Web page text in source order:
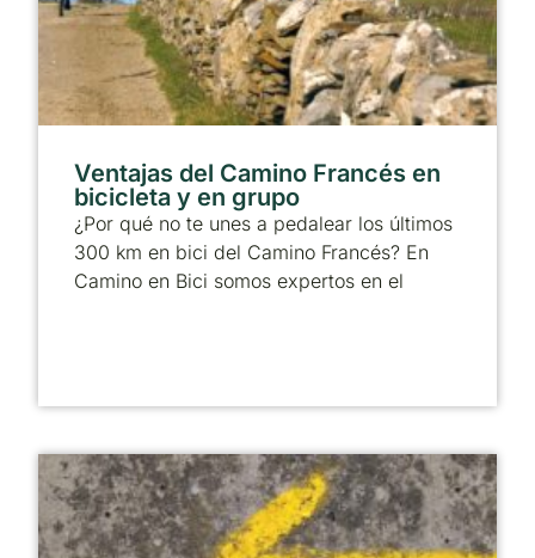
Ventajas del Camino Francés en
bicicleta y en grupo
¿Por qué no te unes a pedalear los últimos
300 km en bici del Camino Francés? En
Camino en Bici somos expertos en el